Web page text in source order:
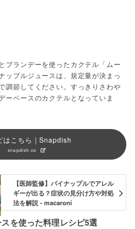
ブランデーを使ったカクテル「ムー
ップルジュースは、規定量が決まっ
調節してください。すっきりさわや
ーベースのカクテルとなっていま
はこちら｜Snapdish
snapdish.co
【医師監修】パイナップルでアレル
ギーが出る？症状の見分け方や対処
法を解説 - macaroni
を使った料理レシピ5選